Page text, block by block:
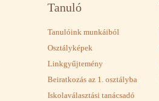
Tanuló
Tanulóink munkáiból
Osztályképek
Linkgyűjtemény
Beiratkozás az 1. osztályba
Iskolaválasztási tanácsadó